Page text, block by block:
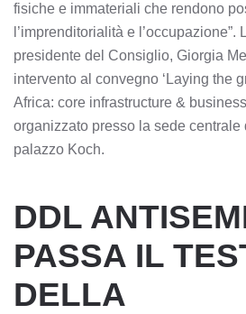
fisiche e immateriali che rendono
l’imprenditorialità e l’occupazione”.
presidente del Consiglio, Giorgia
intervento al convegno ‘Laying the
Africa: core infrastructure &
organizzato presso la sede centrale
palazzo Koch.
DDL
PASSA IL
DELLA